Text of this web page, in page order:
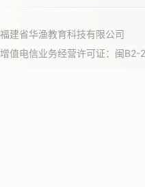
福建省华渔教育科技有限公司
增值电信业务经营许可证：闽B2-